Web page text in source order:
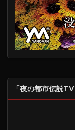
「夜の都市伝説